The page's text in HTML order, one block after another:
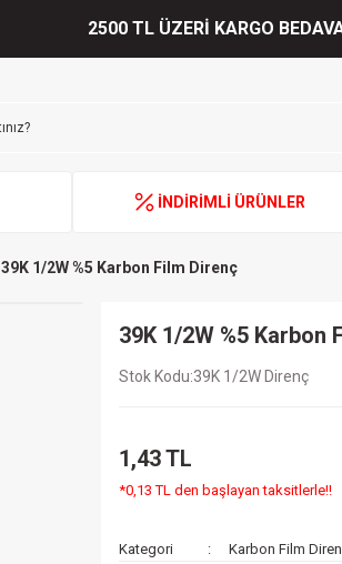
2500 TL ÜZERİ KARGO
İNDİRİMLİ ÜRÜNLER
39K 1/2W %5 Karbon Film Direnç
39K 1/2W %5 Karbon
Stok Kodu 39K 1/2W Direnç
1,43 TL
*0,13 TL den başlayan taksitlerle!!
Kategori
Karbon Film